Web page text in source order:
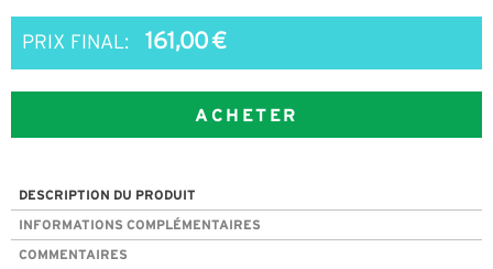
PRIX FINAL: 161,00 €
ACHETER
DESCRIPTION DU PRODUIT
INFORMATIONS COMPLÉMENTAIRES
COMMENTAIRES